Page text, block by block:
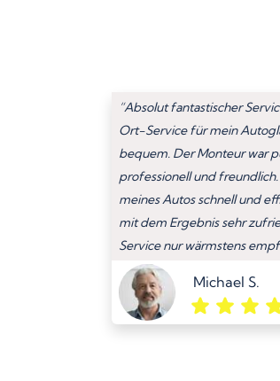
“Absolut fantastischer
Ort-Service für mein
bequem. Der Monteur war
professionell und freundlich.
meines Autos schnell und
mit dem Ergebnis sehr
Service nur wärmstens
Michael S.